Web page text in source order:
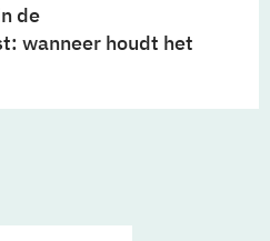
de
wanneer houdt het